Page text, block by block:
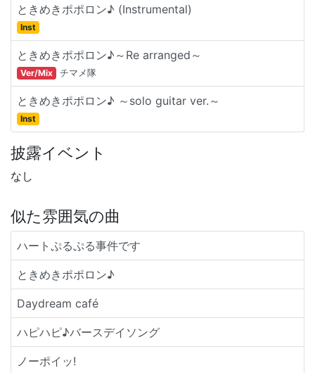
ときめきポポロン♪ (Instrumental)
Inst
ときめきポポロン♪～Re arranged～
Ver/Mix チマメ隊
ときめきポポロン♪ ～solo guitar ver.～
Inst
披露イベント
なし
似た雰囲気の曲
ハートぷるぷる事件です
ときめきポポロン♪
Daydream café
ハピハピ♪バースデイソング
ノーポイッ!